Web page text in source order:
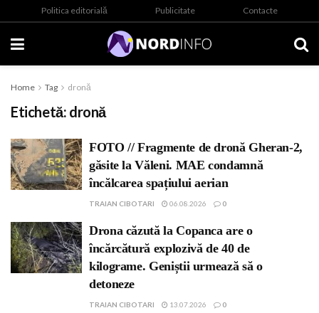
Politica editorială Publicitate Contacte
Home Tag dronă
Etichetă: dronă
FOTO // Fragmente de dronă Gheran-2,
găsite la Văleni. MAE condamnă
încălcarea spațiului aerian
TRAIAN CIBOTARI 06.08.2026 0
Drona căzută la Copanca are o
încărcătură explozivă de 40 de
kilograme. Geniștii urmează să o
detoneze
TRAIAN CIBOTARI 13.07.2026 0